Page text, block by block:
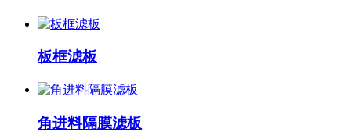
板框滤板
角进料隔膜滤板